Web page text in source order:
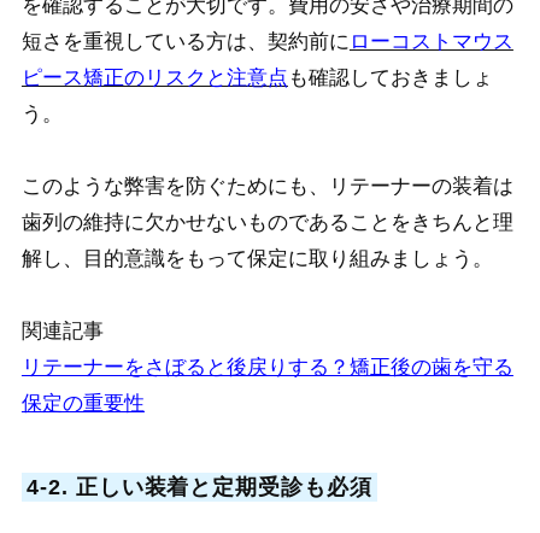
を確認することが大切です。費用の安さや治療期間の
短さを重視している方は、契約前に ローコストマウス
ピース矯正のリスクと注意点 も確認しておきましょ
う。
このような弊害を防ぐためにも、リテーナーの装着は
歯列の維持に欠かせないものであることをきちんと理
解し、目的意識をもって保定に取り組みましょう。
関連記事
リテーナーをさぼると後戻りする？矯正後の歯を守る
保定の重要性
4-2. 正しい装着と定期受診も必須